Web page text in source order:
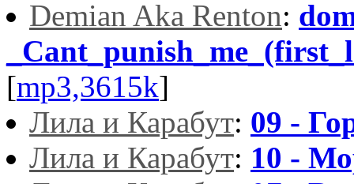
Demian Aka Renton:
[mp3,3615k]
Лила и Карабут: 09 -
Лила и Карабут: 10 -